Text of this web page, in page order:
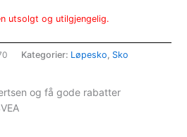
utsolgt og utilgjengelig.
Kategorier: Løpesko Sko
og få gode rabatter